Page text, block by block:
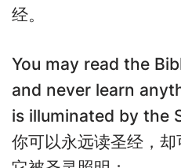
经。
You may read the
and never learn
is illuminated by the
你可以永远读圣经，